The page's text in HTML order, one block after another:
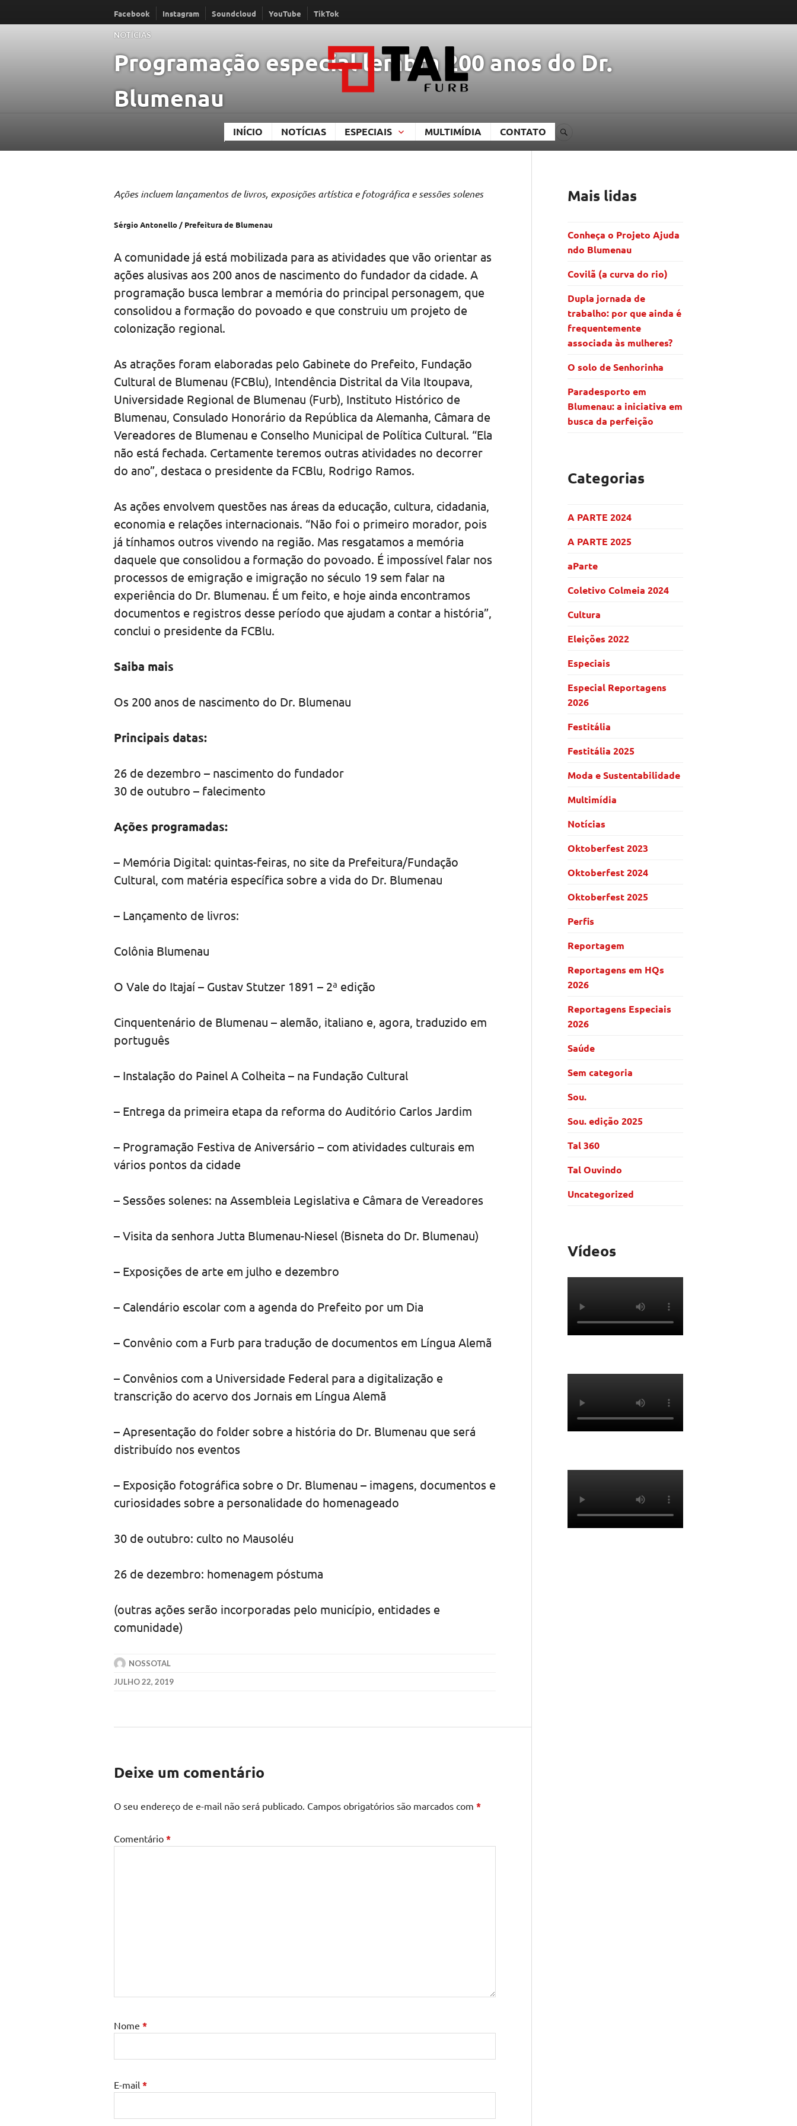
para
Facebook Instagram Soundcloud YouTube TikTok
TAL
INÍCIO NOTÍCIAS ESPECIAIS MULTIMÍDIA CONTATO
NOTÍCIAS
Programação especial lembra 200 anos do Dr.
Blumenau
Ações incluem lançamentos de livros, exposições artística e fotográfica e sessões solenes
Sérgio Antonello / Prefeitura de Blumenau
A comunidade já está mobilizada para as atividades que vão orientar as
ações alusivas aos 200 anos de nascimento do fundador da cidade. A
programação busca lembrar a memória do principal personagem, que
consolidou a formação do povoado e que construiu um projeto de
colonização regional.
As atrações foram elaboradas pelo Gabinete do Prefeito, Fundação
Cultural de Blumenau (FCBlu), Intendência Distrital da Vila Itoupava,
Universidade Regional de Blumenau (Furb), Instituto Histórico de
Blumenau, Consulado Honorário da República da Alemanha, Câmara de
Vereadores de Blumenau e Conselho Municipal de Política Cultural. “Ela
não está fechada. Certamente teremos outras atividades no decorrer
do ano”, destaca o presidente da FCBlu, Rodrigo Ramos.
As ações envolvem questões nas áreas da educação, cultura, cidadania,
economia e relações internacionais. “Não foi o primeiro morador, pois
já tínhamos outros vivendo na região. Mas resgatamos a memória
daquele que consolidou a formação do povoado. É impossível falar nos
processos de emigração e imigração no século 19 sem falar na
experiência do Dr. Blumenau. É um feito, e hoje ainda encontramos
documentos e registros desse período que ajudam a contar a história”,
conclui o presidente da FCBlu.
Saiba mais
Os 200 anos de nascimento do Dr. Blumenau
Principais datas:
26 de dezembro – nascimento do fundador
30 de outubro – falecimento
Ações programadas:
– Memória Digital: quintas-feiras, no site da Prefeitura/Fundação
Cultural, com matéria específica sobre a vida do Dr. Blumenau
– Lançamento de livros:
Colônia Blumenau
O Vale do Itajaí – Gustav Stutzer 1891 – 2ª edição
Cinquentenário de Blumenau – alemão, italiano e, agora, traduzido em
português
– Instalação do Painel A Colheita – na Fundação Cultural
– Entrega da primeira etapa da reforma do Auditório Carlos Jardim
– Programação Festiva de Aniversário – com atividades culturais em
vários pontos da cidade
– Sessões solenes: na Assembleia Legislativa e Câmara de Vereadores
– Visita da senhora Jutta Blumenau-Niesel (Bisneta do Dr. Blumenau)
– Exposições de arte em julho e dezembro
– Calendário escolar com a agenda do Prefeito por um Dia
– Convênio com a Furb para tradução de documentos em Língua Alemã
– Convênios com a Universidade Federal para a digitalização e
transcrição do acervo dos Jornais em Língua Alemã
– Apresentação do folder sobre a história do Dr. Blumenau que será
distribuído nos eventos
– Exposição fotográfica sobre o Dr. Blumenau – imagens, documentos e
curiosidades sobre a personalidade do homenageado
30 de outubro: culto no Mausoléu
26 de dezembro: homenagem póstuma
(outras ações serão incorporadas pelo município, entidades e
comunidade)
NOSSOTAL
JULHO 22, 2019
Deixe um comentário
O seu endereço de e-mail não será publicado. Campos obrigatórios são marcados com *
Comentário *
Nome *
E-mail *
Mais lidas
Conheça o Projeto Ajuda
ndo Blumenau
Covilã (a curva do rio)
Dupla jornada de
trabalho: por que ainda é
frequentemente
associada às mulheres?
O solo de Senhorinha
Paradesporto em
Blumenau: a iniciativa em
busca da perfeição
Categorias
A PARTE 2024
A PARTE 2025
aParte
Coletivo Colmeia 2024
Cultura
Eleições 2022
Especiais
Especial Reportagens
2026
Festitália
Festitália 2025
Moda e Sustentabilidade
Multimídia
Notícias
Oktoberfest 2023
Oktoberfest 2024
Oktoberfest 2025
Perfis
Reportagem
Reportagens em HQs
2026
Reportagens Especiais
2026
Saúde
Sem categoria
Sou.
Sou. edição 2025
Tal 360
Tal Ouvindo
Uncategorized
Vídeos